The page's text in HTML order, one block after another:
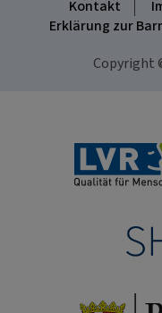
Kontakt
Erklärung zur
Copyright